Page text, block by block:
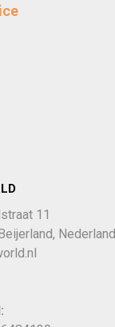
11
Nederland